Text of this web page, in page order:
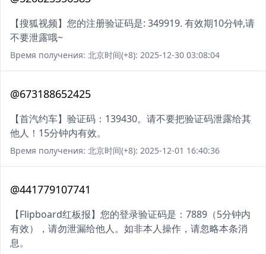
【搜狐视频】您的注册验证码是: 349919. 有效期10分钟,请
不要泄露哦~
Время получения: 北京时间(+8): 2025-12-30 03:08:04
@673188652425
【首汽约车】验证码：139430。请不要把验证码泄露给其
他人！15分钟内有效。
Время получения: 北京时间(+8): 2025-12-01 16:40:36
@441779107741
【Flipboard红板报】您的登录验证码是：7889（5分钟内
有效），请勿泄漏给他人。如非本人操作，请忽略本条消
息。